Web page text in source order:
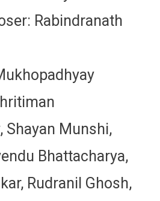
Rabindranath
Shayan Munshi,
Bhattacharya,
Rudranil Ghosh,